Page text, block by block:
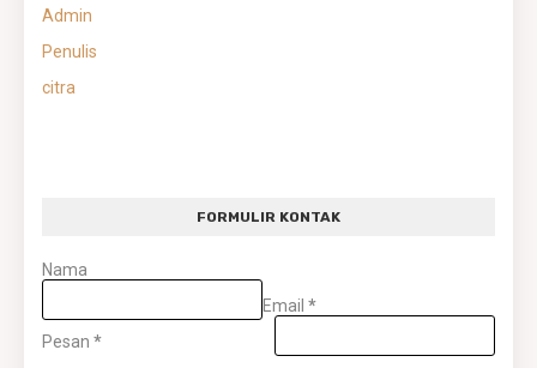
Admin
Penulis
citra
FORMULIR KONTAK
Nama
Email *
Pesan *